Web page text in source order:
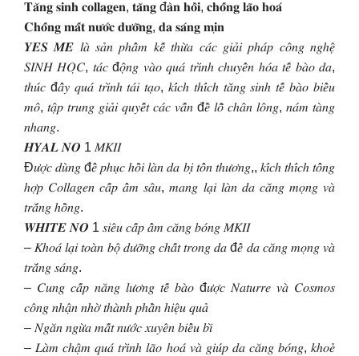
𝐓𝐚̆𝐧𝐠 𝐬𝐢𝐧𝐡 𝐜𝐨𝐥𝐥𝐚𝐠𝐞𝐧, 𝐭𝐚̆𝐧𝐠 đ𝐚̀𝐧 𝐡𝐨̂̀𝐢, 𝐜𝐡𝐨̂́𝐧𝐠 𝐥𝐚̃𝐨 𝐡𝐨𝐚́
𝐂𝐡𝐨̂́𝐧𝐠 𝐦𝐚̂́𝐭 𝐧𝐮̛𝐨̛́𝐜 𝐝𝐮̛𝐨̛̃𝐧𝐠, 𝐝𝐚 𝐬𝐚́𝐧𝐠 𝐦𝐢̣𝐧
𝒀𝑬𝑺 𝑴𝑬 𝑙𝑎̀ 𝑠𝑎̉𝑛 𝑝ℎ𝑎̂̉𝑚 𝑘𝑒̂́ 𝑡ℎ𝑢̛̀𝑎 𝑐𝑎́𝑐 𝑔𝑖𝑎̉𝑖 𝑝ℎ𝑎́𝑝 𝑐𝑜̂𝑛𝑔 𝑛𝑔ℎ𝑒̣̂
𝑆𝐼𝑁𝐻 𝐻𝑂̣𝐶, 𝑡𝑎́𝑐 đ𝑜̣̂𝑛𝑔 𝑣𝑎̀𝑜 𝑞𝑢𝑎́ 𝑡𝑟𝑖̀𝑛ℎ 𝑐ℎ𝑢𝑦𝑒̂̉𝑛 ℎ𝑜́𝑎 𝑡𝑒̂́ 𝑏𝑎̀𝑜 𝑑𝑎,
𝑡ℎ𝑢́𝑐 đ𝑎̂̉𝑦 𝑞𝑢𝑎́ 𝑡𝑟𝑖̀𝑛ℎ 𝑡𝑎́𝑖 𝑡𝑎̣𝑜, 𝑘𝑖́𝑐ℎ 𝑡ℎ𝑖́𝑐ℎ 𝑡𝑎̆𝑛𝑔 𝑠𝑖𝑛ℎ 𝑡𝑒̂́ 𝑏𝑎̀𝑜 𝑏𝑖𝑒̂̉𝑢
𝑚𝑜̂, 𝑡𝑎̣̂𝑝 𝑡𝑟𝑢𝑛𝑔 𝑔𝑖𝑎̉𝑖 𝑞𝑢𝑦𝑒̂́𝑡 𝑐𝑎́𝑐 𝑣𝑎̂́𝑛 đ𝑒̂̀ 𝑙𝑜̂̃ 𝑐ℎ𝑎̂𝑛 𝑙𝑜̂𝑛𝑔, 𝑛𝑎́𝑚 𝑡𝑎̀𝑛𝑔
𝑛ℎ𝑎𝑛𝑔.
𝑯𝒀𝑨𝑳 𝑵𝑶 1 𝑀𝐾𝐼𝐼
Đ𝑢̛𝑜̛̣𝑐 𝑑𝑢̀𝑛𝑔 đ𝑒̂̉ 𝑝ℎ𝑢̣𝑐 ℎ𝑜̂̀𝑖 𝑙𝑎̀𝑛 𝑑𝑎 𝑏𝑖̣ 𝑡𝑜̂̉𝑛 𝑡ℎ𝑢̛𝑜̛𝑛𝑔,, 𝑘𝑖́𝑐ℎ 𝑡ℎ𝑖́𝑐ℎ 𝑡𝑜̂̉𝑛𝑔
ℎ𝑜̛̣𝑝 𝐶𝑜𝑙𝑙𝑎𝑔𝑒𝑛 𝑐𝑎̂́𝑝 𝑎̂̉𝑚 𝑠𝑎̂𝑢, 𝑚𝑎𝑛𝑔 𝑙𝑎̣𝑖 𝑙𝑎̀𝑛 𝑑𝑎 𝑐𝑎̆𝑛𝑔 𝑚𝑜̣𝑛𝑔 𝑣𝑎̀
𝑡𝑟𝑎̆́𝑛𝑔 ℎ𝑜̂̀𝑛𝑔.
𝑾𝑯𝑰𝑻𝑬 𝑵𝑶 1 𝑠𝑖𝑒̂𝑢 𝑐𝑎̂́𝑝 𝑎̂̉𝑚 𝑐𝑎̆𝑛𝑔 𝑏𝑜́𝑛𝑔 𝑀𝐾𝐼𝐼
– 𝐾ℎ𝑜𝑎́ 𝑙𝑎̣𝑖 𝑡𝑜𝑎̀𝑛 𝑏𝑜̣̂ 𝑑𝑢̛𝑜̛̃𝑛𝑔 𝑐ℎ𝑎̂́𝑡 𝑡𝑟𝑜𝑛𝑔 𝑑𝑎 đ𝑒̂̉ 𝑑𝑎 𝑐𝑎̆𝑛𝑔 𝑚𝑜̣𝑛𝑔 𝑣𝑎̀
𝑡𝑟𝑎̆́𝑛𝑔 𝑠𝑎́𝑛𝑔.
– 𝐶𝑢𝑛𝑔 𝑐𝑎̂́𝑝 𝑛𝑎̆𝑛𝑔 𝑙𝑢̛𝑜̛𝑛𝑔 𝑡𝑒̂́ 𝑏𝑎̀𝑜 đ𝑢̛𝑜̛̣𝑐 𝑁𝑎𝑡𝑢𝑟𝑟𝑒 𝑣𝑎̀ 𝐶𝑜𝑠𝑚𝑜𝑠
𝑐𝑜̂𝑛𝑔 𝑛ℎ𝑎̣̂𝑛 𝑛ℎ𝑜̛̀ 𝑡ℎ𝑎̀𝑛ℎ 𝑝ℎ𝑎̂̀𝑛 ℎ𝑖𝑒̣̂𝑢 𝑞𝑢𝑎̉
– 𝑁𝑔𝑎̆𝑛 𝑛𝑔𝑢̛̀𝑎 𝑚𝑎̂́𝑡 𝑛𝑢̛𝑜̛́𝑐 𝑥𝑢𝑦𝑒̂𝑛 𝑏𝑖𝑒̂̉𝑢 𝑏𝑖̀
– 𝐿𝑎̀𝑚 𝑐ℎ𝑎̣̂𝑚 𝑞𝑢𝑎́ 𝑡𝑟𝑖̀𝑛ℎ 𝑙𝑎̃𝑜 ℎ𝑜𝑎́ 𝑣𝑎̀ 𝑔𝑖𝑢́𝑝 𝑑𝑎 𝑐𝑎̆𝑛𝑔 𝑏𝑜́𝑛𝑔, 𝑘ℎ𝑜𝑒̉